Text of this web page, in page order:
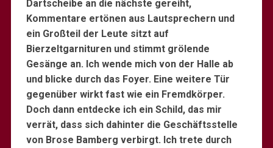
Dartscheibe an die nächste gereiht,
Kommentare ertönen aus Lautsprechern und
ein Großteil der Leute sitzt auf
Bierzeltgarnituren und stimmt grölende
Gesänge an. Ich wende mich von der Halle ab
und blicke durch das Foyer. Eine weitere Tür
gegenüber wirkt fast wie ein Fremdkörper.
Doch dann entdecke ich ein Schild, das mir
verrät, dass sich dahinter die Geschäftsstelle
von Brose Bamberg verbirgt. Ich trete durch